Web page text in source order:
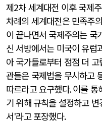
제2차 세계대전 이후 국제
차례의 세계대전은 민족주
이 끝나면서 국제주의는 국
신 서방에서는 미국이 유럽
아 국가들로부터 점점 더
관들은 국제법을 무시하고
따르라고 요구했다.이를 통
기 위해 규칙을 설정하고
서'라고 포장했다.